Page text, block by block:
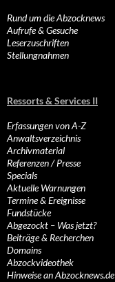
Rund um die Abzocknews
Aufrufe & Gesuche
Leserzuschriften
Stellungnahmen
Ressorts & Services II
Erfassungen von A-Z
Anwaltsverzeichnis
Archivmaterial
Referenzen / Presse
Specials
Aktuelle Warnungen
Termine & Ereignisse
Fundstücke
Abgezockt – Was jetzt?
Beiträge & Recherchen
Domains
Abzockvideothek
Hinweise an Abzocknews.de